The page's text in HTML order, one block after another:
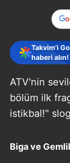
Takvim'i
haberi alın!
ATV'nin
bölüm ilk
istikbal!"
Biga ve